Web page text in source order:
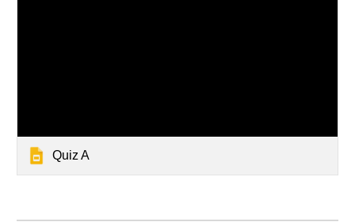
Quiz A